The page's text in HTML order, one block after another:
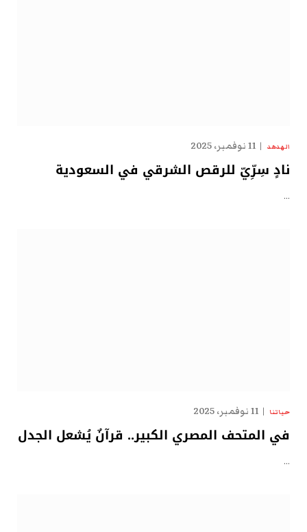
الهدهد 11 نوفمبر، 2025
نادٍ سِرِّيّ للرقص الشرقي في السعودية
…
حياتنا 11 نوفمبر، 2025
في المتحف المصري الكبير.. قرآنٌ يُشعل الجدل
…